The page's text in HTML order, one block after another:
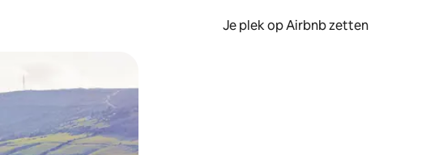
Je plek op Airbnb zetten